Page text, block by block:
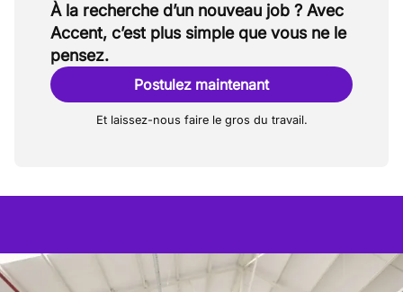
À la recherche d’un nouveau job ? Avec
Accent, c’est plus simple que vous ne le
pensez.
Postulez maintenant
Et laissez-nous faire le gros du travail.